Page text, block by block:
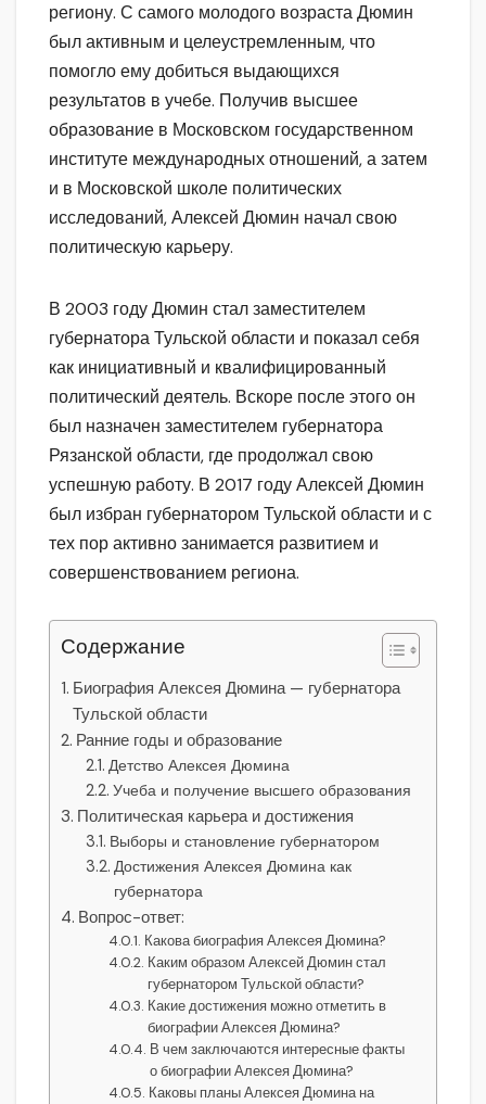
региону. С самого молодого возраста Дюмин
был активным и целеустремленным, что
помогло ему добиться выдающихся
результатов в учебе. Получив высшее
образование в Московском государственном
институте международных отношений, а затем
и в Московской школе политических
исследований, Алексей Дюмин начал свою
политическую карьеру.
В 2003 году Дюмин стал заместителем
губернатора Тульской области и показал себя
как инициативный и квалифицированный
политический деятель. Вскоре после этого он
был назначен заместителем губернатора
Рязанской области, где продолжал свою
успешную работу. В 2017 году Алексей Дюмин
был избран губернатором Тульской области и с
тех пор активно занимается развитием и
совершенствованием региона.
Содержание
Биография Алексея Дюмина — губернатора
Тульской области
Ранние годы и образование
Детство Алексея Дюмина
Учеба и получение высшего образования
Политическая карьера и достижения
Выборы и становление губернатором
Достижения Алексея Дюмина как
губернатора
Вопрос-ответ:
Какова биография Алексея Дюмина?
Каким образом Алексей Дюмин стал
губернатором Тульской области?
Какие достижения можно отметить в
биографии Алексея Дюмина?
В чем заключаются интересные факты
о биографии Алексея Дюмина?
Каковы планы Алексея Дюмина на